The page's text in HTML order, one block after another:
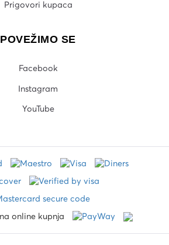
Prigovori kupaca
POVEŽIMO SE
Facebook
Instagram
YouTube